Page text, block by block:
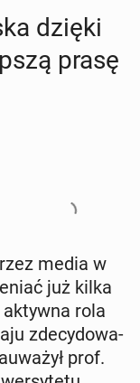
dzięki
prasę
media w
już kilka
rola
zde­cy­do­wa­
prof.